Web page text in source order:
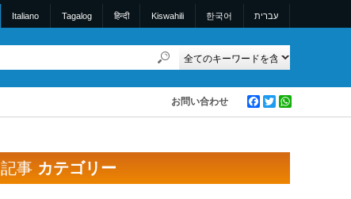
Italiano Tagalog हिन्दी Kiswahili 한국어 עברית
Facebook
Twitter
お問い合わせ
記事 カテゴリー